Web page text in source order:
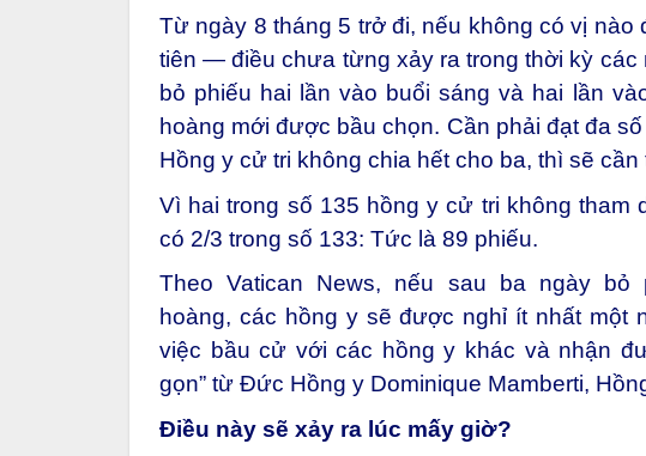
Từ ngày 8 tháng 5 trở đi, nếu không có vị
tiên — điều chưa từng xảy ra trong thời kỳ
bỏ phiếu hai lần vào buổi sáng và hai lần
hoàng mới được bầu chọn. Cần phải đạt đa
Hồng y cử tri không chia hết cho ba, thì sẽ
Vì hai trong số 135 hồng y cử tri không tham
có 2/3 trong số 133: Tức là 89 phiếu.
Theo Vatican News, nếu sau ba ngày
hoàng, các hồng y sẽ được nghỉ ít nhất một
việc bầu cử với các hồng y khác và nhận
gọn” từ Đức Hồng y Dominique Mamberti,
Điều này sẽ xảy ra lúc mấy giờ?